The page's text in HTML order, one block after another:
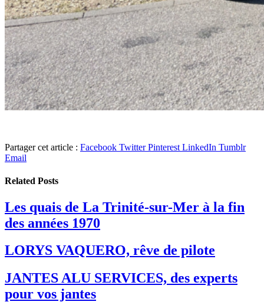
Partager cet article : Facebook Twitter Pinterest LinkedIn Tumblr
Email
Related Posts
Les quais de La Trinité-sur-Mer à la fin
des années 1970
LORYS VAQUERO, rêve de pilote
JANTES ALU SERVICES, des experts
pour vos jantes